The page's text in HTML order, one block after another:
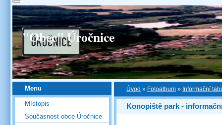
"Obec" Úročnice
Úvod » Fotoalbum » Informační
Konopiště park -
Menu
Místopis
Současnost obce Úročnice